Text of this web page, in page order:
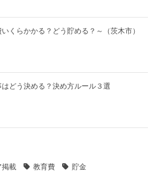
くらかかる？どう貯める？～（茨木市）
どう決める？決め方ルール３選
掲載 教育費 貯金